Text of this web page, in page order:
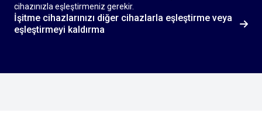
cihazınızla eşleştirmeniz gerekir.
İşitme cihazlarınızı diğer cihazlarla eşleştirme veya
eşleştirmeyi kaldırma